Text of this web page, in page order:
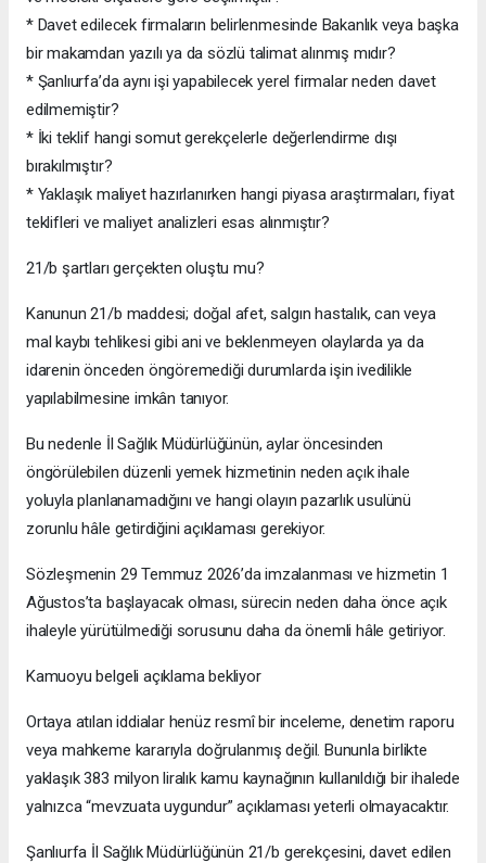
* Davet edilecek firmaların belirlenmesinde Bakanlık veya başka
bir makamdan yazılı ya da sözlü talimat alınmış mıdır?
* Şanlıurfa’da aynı işi yapabilecek yerel firmalar neden davet
edilmemiştir?
* İki teklif hangi somut gerekçelerle değerlendirme dışı
bırakılmıştır?
* Yaklaşık maliyet hazırlanırken hangi piyasa araştırmaları, fiyat
teklifleri ve maliyet analizleri esas alınmıştır?
21/b şartları gerçekten oluştu mu?
Kanunun 21/b maddesi; doğal afet, salgın hastalık, can veya
mal kaybı tehlikesi gibi ani ve beklenmeyen olaylarda ya da
idarenin önceden öngöremediği durumlarda işin ivedilikle
yapılabilmesine imkân tanıyor.
Bu nedenle İl Sağlık Müdürlüğünün, aylar öncesinden
öngörülebilen düzenli yemek hizmetinin neden açık ihale
yoluyla planlanamadığını ve hangi olayın pazarlık usulünü
zorunlu hâle getirdiğini açıklaması gerekiyor.
Sözleşmenin 29 Temmuz 2026’da imzalanması ve hizmetin 1
Ağustos’ta başlayacak olması, sürecin neden daha önce açık
ihaleyle yürütülmediği sorusunu daha da önemli hâle getiriyor.
Kamuoyu belgeli açıklama bekliyor
Ortaya atılan iddialar henüz resmî bir inceleme, denetim raporu
veya mahkeme kararıyla doğrulanmış değil. Bununla birlikte
yaklaşık 383 milyon liralık kamu kaynağının kullanıldığı bir ihalede
yalnızca “mevzuata uygundur” açıklaması yeterli olmayacaktır.
Şanlıurfa İl Sağlık Müdürlüğünün 21/b gerekçesini, davet edilen